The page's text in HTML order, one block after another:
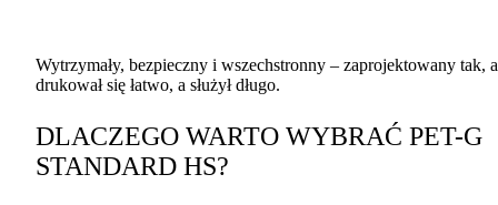
Wytrzymały, bezpieczny i wszechstronny – zaprojektowany tak,
drukował się łatwo, a służył długo.
DLACZEGO WARTO WYBRAĆ PET-G
STANDARD HS?